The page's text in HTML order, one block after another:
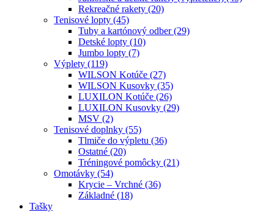
Rekreačné rakety (20)
Tenisové lopty (45)
Tuby a kartónový odber (29)
Detské lopty (10)
Jumbo lopty (7)
Výplety (119)
WILSON Kotúče (27)
WILSON Kusovky (35)
LUXILON Kotúče (26)
LUXILON Kusovky (29)
MSV (2)
Tenisové doplnky (55)
Tlmiče do výpletu (36)
Ostatné (20)
Tréningové pomôcky (21)
Omotávky (54)
Krycie – Vrchné (36)
Základné (18)
Tašky